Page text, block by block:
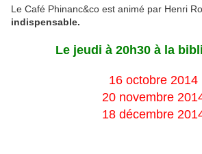
Le Café Phinanc&co est animé par Henri
indispensable.
Le jeudi à 20h30 à la
16 octobre 2014
20 novembre
18 décembre